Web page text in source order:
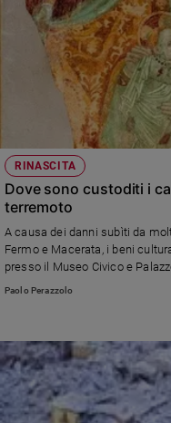
RINASCITA
Dove sono custoditi i
terremoto
A causa dei danni subìti da
Fermo e Macerata, i beni
presso il Museo Civico e
"Capolavori Sibillini. L'arte dei
Paolo Perazzolo